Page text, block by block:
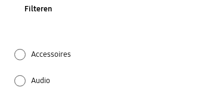
Filteren
Accessoires
Audio